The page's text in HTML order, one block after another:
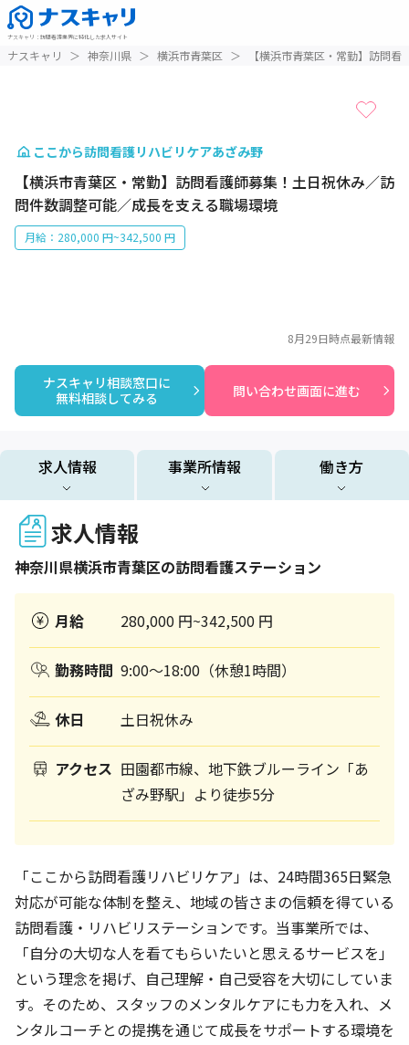
ナスキャリ ： 訪問看護業界に特化した求人サイト
ナスキャリ ＞ 神奈川県 ＞ 横浜市青葉区 ＞ 【横浜市青葉区・常勤】訪問
ここから訪問看護リハビリケアあざみ野
【横浜市青葉区・常勤】訪問看護師募集！土日祝休み／訪
問件数調整可能／成長を支える職場環境
月給：280,000 円~342,500 円
ナスキャリ相談窓口に
無料相談してみる
問い合わせ画面に進む
8月29日時点最新情報
求人情報 事業所情報 働き方
求人情報
神奈川県横浜市青葉区の訪問看護ステーション
月給 280,000 円~342,500 円
勤務時間 9:00～18:00（休憩1時間）
休日 土日祝休み
アクセス 田園都市線、地下鉄ブルーライン「あ
ざみ野駅」より徒歩5分
「ここから訪問看護リハビリケア」は、24時間365日緊急
対応が可能な体制を整え、地域の皆さまの信頼を得ている
訪問看護・リハビリステーションです。当事業所では、
「自分の大切な人を看てもらいたいと思えるサービスを」
という理念を掲げ、自己理解・自己受容を大切にしていま
す。そのため、スタッフのメンタルケアにも力を入れ、メ
ンタルコーチとの提携を通じて成長をサポートする環境を